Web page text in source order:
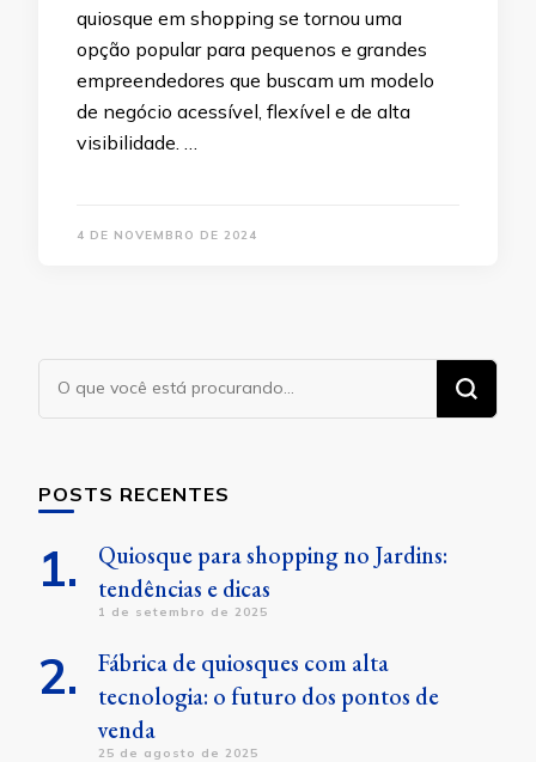
quiosque em shopping se tornou uma
opção popular para pequenos e grandes
empreendedores que buscam um modelo
de negócio acessível, flexível e de alta
visibilidade. …
4 DE NOVEMBRO DE 2024
Procurando
algo?
POSTS RECENTES
Quiosque para shopping no Jardins:
tendências e dicas
1 de setembro de 2025
Fábrica de quiosques com alta
tecnologia: o futuro dos pontos de
venda
25 de agosto de 2025